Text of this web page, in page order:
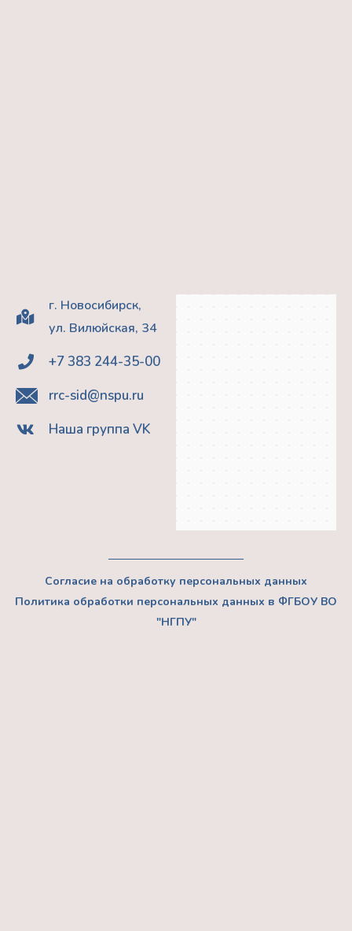
г. Новосибирск,
ул. Вилюйская, 34
+7 383 244-35-00
rrc-sid@nspu.ru
Наша группа VK
Согласие на обработку персональных данных
Политика обработки персональных данных в ФГБОУ ВО
"НГПУ"